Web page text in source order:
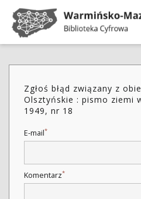
Zgłoś błąd związany z
Olsztyńskie : pismo ziemi
1949, nr 18
E-mail*
Komentarz*